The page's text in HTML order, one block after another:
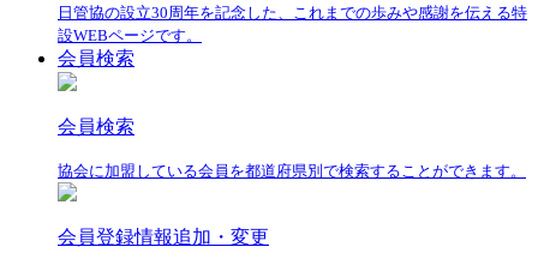
日管協の設立30周年を記念した、これまでの歩みや感謝を伝える特
設WEBページです。
会員検索
会員検索
協会に加盟している会員を都道府県別で検索することができます。
会員登録情報追加・変更